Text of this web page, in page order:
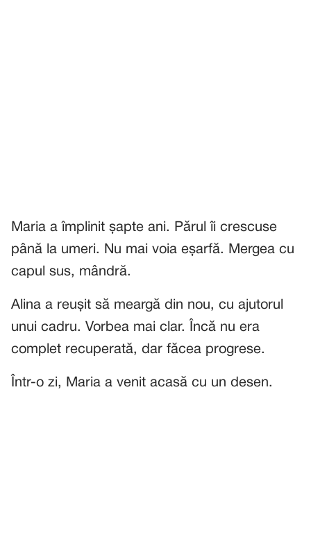
Maria a împlinit șapte ani. Părul îi crescuse
până la umeri. Nu mai voia eșarfă. Mergea cu
capul sus, mândră.
Alina a reușit să meargă din nou, cu ajutorul
unui cadru. Vorbea mai clar. Încă nu era
complet recuperată, dar făcea progrese.
Într-o zi, Maria a venit acasă cu un desen.